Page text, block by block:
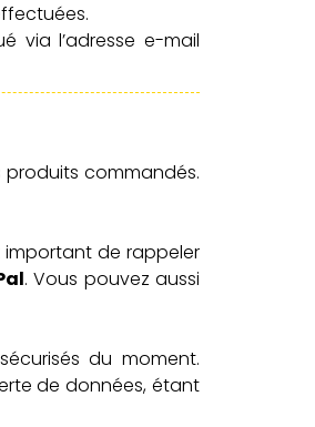
via l’adresse e-mail
commandés.
important de rappeler
.Vous pouvez aussi
du moment.
de données, étant